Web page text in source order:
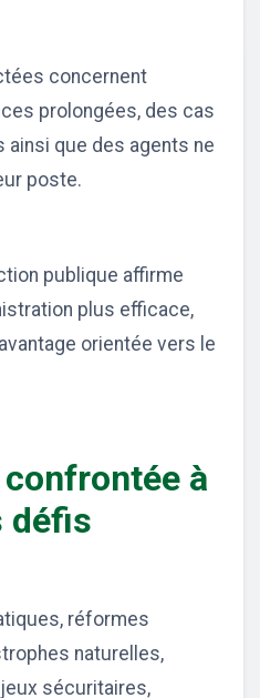
concernent
prolongées, des cas
ainsi que des agents ne
poste.
publique affirme
plus efficace,
orientée vers le
à
défis
réformes
naturelles,
sécuritaires,